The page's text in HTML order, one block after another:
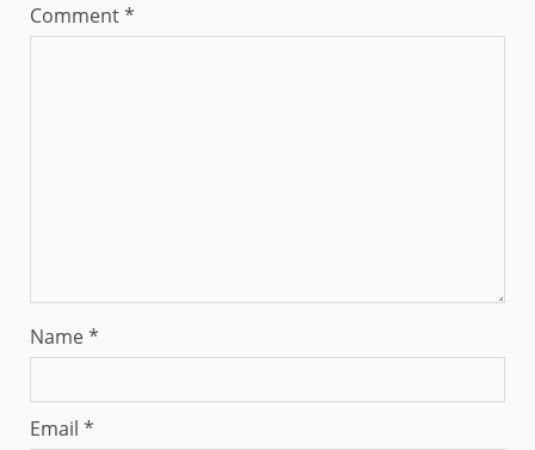
Comment*
Name*
Email *